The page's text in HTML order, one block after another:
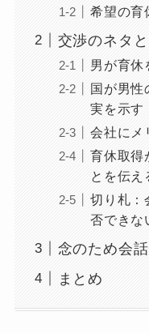
希望の育
交渉のネタ
男が育休
国が男性
実を示す
会社にメ
育休取得
とを伝え
切り札：
否できな
念のため会
まとめ